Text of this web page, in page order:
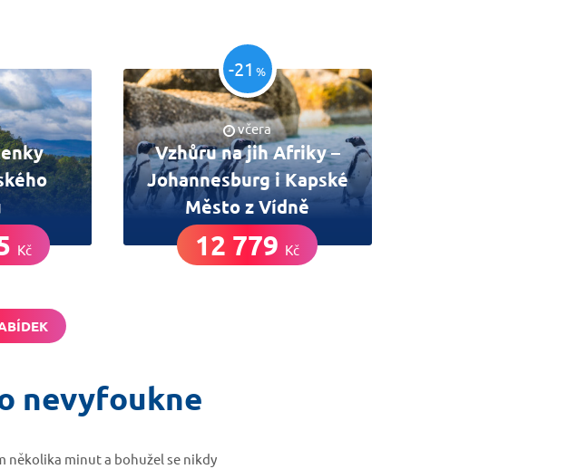
Kč
-21 %
včera
Vzhůru na jih Afriky –
Johannesburg i Kapské
Město z Vídně
12 779 Kč
nevyfoukne
několika minut a bohužel se nikdy